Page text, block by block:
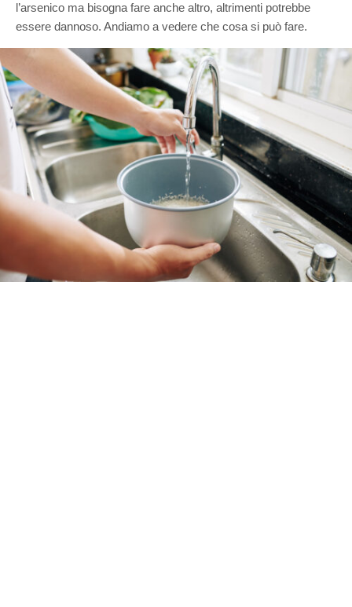
l’arsenico ma bisogna fare anche altro, altrimenti potrebbe
essere dannoso. Andiamo a vedere che cosa si può fare.